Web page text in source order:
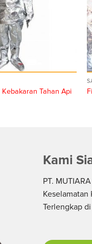
Tahan Api
Kami
PT.
Keselamatan
Terlengkap